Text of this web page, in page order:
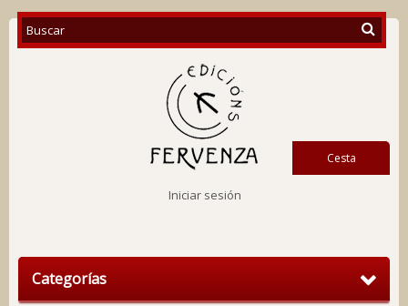
Cesta
Categorías
Iniciar sesión